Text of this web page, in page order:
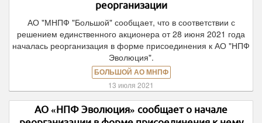
реорганизации
АО "МНПФ "Большой" сообщает, что в соответствии с
решением единственного акционера от 28 июня 2021 года
началась реорганизация в форме присоединения к АО "НПФ
Эволюция".
БОЛЬШОЙ АО МНПФ
13 июля 2021
АО «НПФ Эволюция» сообщает о начале